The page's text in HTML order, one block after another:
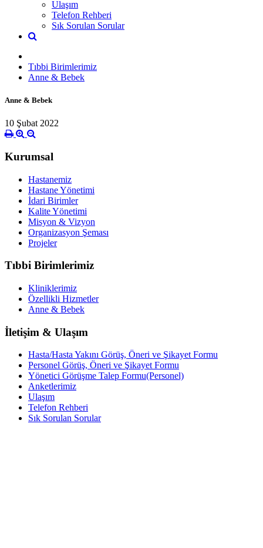
Ulaşım
Telefon Rehberi
Sık Sorulan Sorular
Tıbbi Birimlerimiz
Anne & Bebek
Anne & Bebek
10 Şubat 2022
Kurumsal
Hastanemiz
Hastane Yönetimi
İdari Birimler
Kalite Yönetimi
Misyon & Vizyon
Organizasyon Şeması
Projeler
Tıbbi Birimlerimiz
Kliniklerimiz
Özellikli Hizmetler
Anne & Bebek
İletişim & Ulaşım
Hasta/Hasta Yakını Görüş, Öneri ve Şikayet Formu
Personel Görüş, Öneri ve Şikayet Formu
Yönetici Görüşme Talep Formu(Personel)
Anketlerimiz
Ulaşım
Telefon Rehberi
Sık Sorulan Sorular